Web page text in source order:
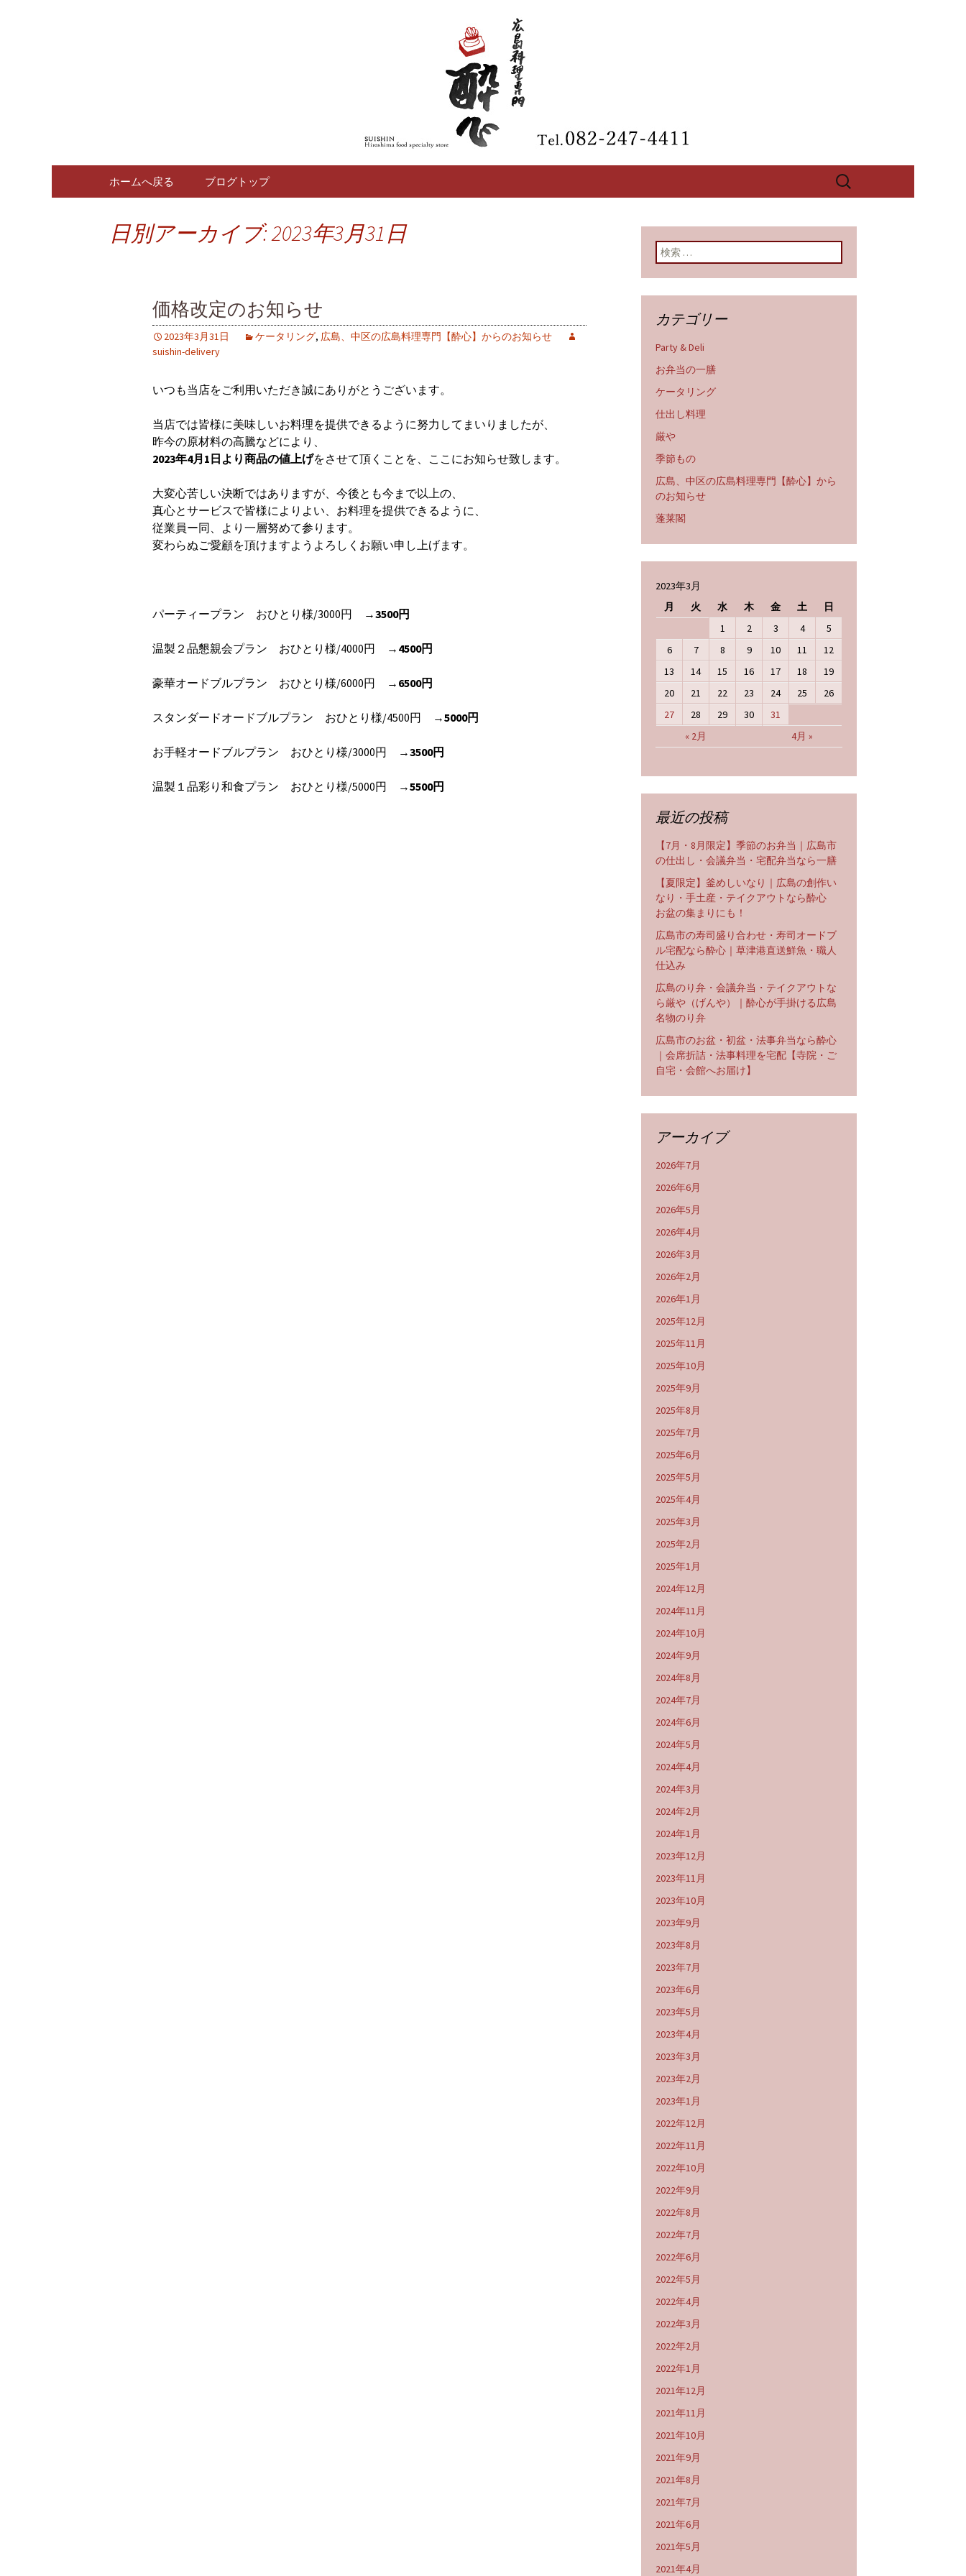
広島、中区の広島料理専門【酔心】のブ
コンテンツへ移動
ホームへ戻る ブログトップ
検
日別アーカイブ: 2023年3月31日
価格改定のお知らせ
2023年3月31日 ケータリング, 広島、中区の広島料理専門【酔心】からのお知らせ
suishin-delivery
いつも当店をご利用いただき誠にありがとうございます。
当店では皆様に美味しいお料理を提供できるように努力してまいりましたが、
昨今の原材料の高騰などにより、
2023年4月1日より商品の値上げをさせて頂くことを、ここにお知らせ致します。
大変心苦しい決断ではありますが、今後とも今まで以上の、
真心とサービスで皆様によりよい、お料理を提供できるように、
従業員ー同、より一層努めて参ります。
変わらぬご愛顧を頂けますようよろしくお願い申し上げます。
パーティープラン おひとり様/3000円 →3500円
温製２品懇親会プラン おひとり様/4000円 → 4500円
豪華オードブルプラン おひとり様/6000円 → 6500円
スタンダードオードブルプラン おひとり様/4500円 →5000円
お手軽オードブルプラン おひとり様/3000円 →3500円
温製１品彩り和食プラン おひとり様/5000円 →5500円
検索:
カテゴリー
Party & Deli
お弁当の一膳
ケータリング
仕出し料理
厳や
季節もの
広島、中区の広島料理専門【酔心】から
のお知らせ
蓬莱閣
2023年3月
月
火 水 木 金 土 日
« 2月 4月 »
1 2 3 4
5
6
7 8 9 10 11
12
13
14 15 16 17 18
19
20
21 22 23 24 25
26
27
28 29 30 31
最近の投稿
【7月・8月限定】季節のお弁当｜広島市
の仕出し・会議弁当・宅配弁当なら一膳
【夏限定】釜めしいなり｜広島の創作い
なり・手土産・テイクアウトなら酔心
お盆の集まりにも！
広島市の寿司盛り合わせ・寿司オードブ
ル宅配なら酔心｜草津港直送鮮魚・職人
仕込み
広島のり弁・会議弁当・テイクアウトな
ら厳や（げんや）｜酔心が手掛ける広島
名物のり弁
広島市のお盆・初盆・法事弁当なら酔心
｜会席折詰・法事料理を宅配【寺院・ご
自宅・会館へお届け】
アーカイブ
2026年7月
2026年6月
2026年5月
2026年4月
2026年3月
2026年2月
2026年1月
2025年12月
2025年11月
2025年10月
2025年9月
2025年8月
2025年7月
2025年6月
2025年5月
2025年4月
2025年3月
2025年2月
2025年1月
2024年12月
2024年11月
2024年10月
2024年9月
2024年8月
2024年7月
2024年6月
2024年5月
2024年4月
2024年3月
2024年2月
2024年1月
2023年12月
2023年11月
2023年10月
2023年9月
2023年8月
2023年7月
2023年6月
2023年5月
2023年4月
2023年3月
2023年2月
2023年1月
2022年12月
2022年11月
2022年10月
2022年9月
2022年8月
2022年7月
2022年6月
2022年5月
2022年4月
2022年3月
2022年2月
2022年1月
2021年12月
2021年11月
2021年10月
2021年9月
2021年8月
2021年7月
2021年6月
2021年5月
2021年4月